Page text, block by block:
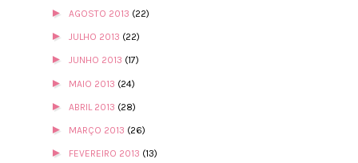
► AGOSTO 2013 (22)
► JULHO 2013 (22)
► JUNHO 2013 (17)
► MAIO 2013 (24)
► ABRIL 2013 (28)
► MARÇO 2013 (26)
► FEVEREIRO 2013 (13)